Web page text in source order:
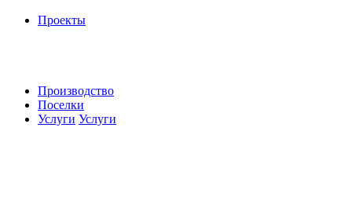
Проекты
Производство
Поселки
Услуги Услуги